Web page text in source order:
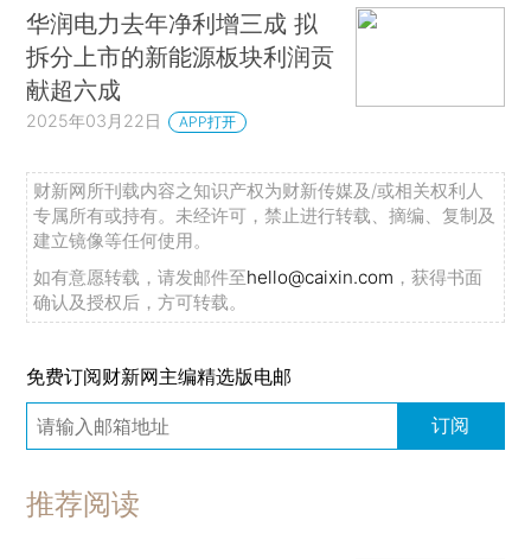
华润电力去年净利增三成 拟
拆分上市的新能源板块利润贡
献超六成
2025年03月22日 APP打开
财新网所刊载内容之知识产权为财新传媒及/或相关权利人
专属所有或持有。未经许可，禁止进行转载、摘编、复制及
建立镜像等任何使用。
如有意愿转载，请发邮件至hello@caixin.com ，获得书面
确认及授权后，方可转载。
免费订阅财新网主编精选版电邮
订阅
推荐阅读